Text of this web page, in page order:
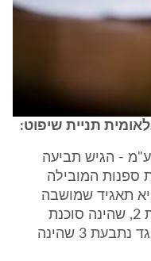
תניית שיפוט:
- הגיש תביעה
מס' 1- חברת ספנות המובילה
תאגיד שמושבה
בהמבורג שבגרמניה, נגד הנתבעת 2, שהינה סוכנת
ונציגה של הנתבעת 1 בישראל, ונגד נתבעת 3 שהינה